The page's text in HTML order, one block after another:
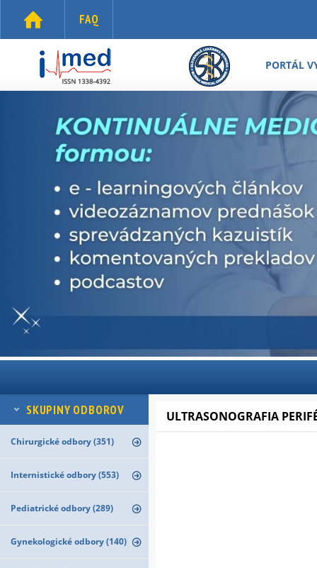
FAQ
PORTÁL
SKUPINY ODBOROV
Chirurgické odbory (351)
Internistické odbory (553)
Pediatrické odbory (289)
Gynekologické odbory (140)
ULTRASONOGRAFIA